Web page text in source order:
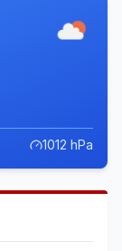
1012 hPa